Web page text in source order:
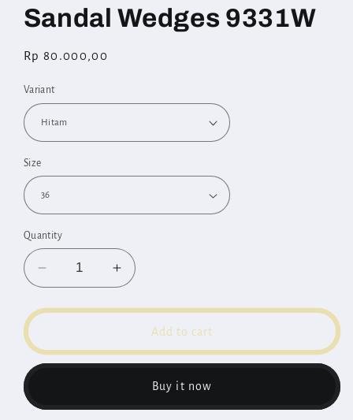
Sandal Wedges 9331W
Regular
Rp 80.000,00
Variant
Size
Quantity
Decrease
quantity
for
Wedges
9331W
Increase
quantity
for
Sandal
9331W
Add to cart
Buy it now